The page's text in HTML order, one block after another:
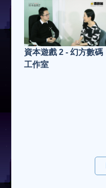
資本遊戲 2 - 幻方數碼
工作室